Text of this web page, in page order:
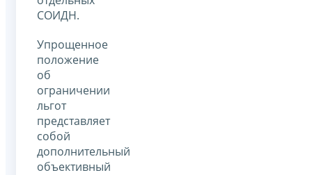
СОИДН.
Упрощенное
положение
об
ограничении
льгот
представляет
собой
дополнительный
объективный